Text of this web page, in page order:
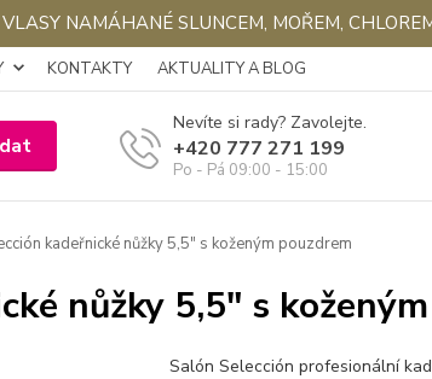
NAMÁHANÉ SLUNCEM, MOŘEM,
KONTAKTY AKTUALITY A BLOG
Nevíte si rady? Zavolejte.
+420 777 271 199
Po - Pá 09:00 - 15:00
kadeřnické nůžky 5,5" s koženým pouzdrem
nůžky 5,5" s
Salón Selección profesionální